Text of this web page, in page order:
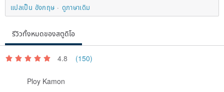
will need to be added 0.5-1 working days. You can check the SF
Macau buyers:
Will be sent by SF Express, generally within 1-2 working days after
sending
แปลเป็น อังกฤษ
ดูภาษาเดิม
รีวิวทั้งหมดของสตูดิโอ
4.8 (150)
Ploy Kamon